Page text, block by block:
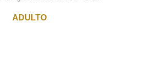
ADULTO